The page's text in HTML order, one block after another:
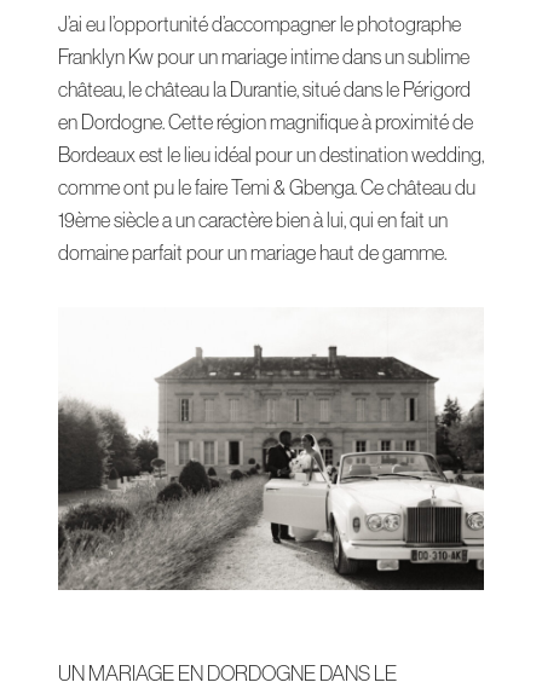
J’ai eu l’opportunité d’accompagner le photographe
Franklyn Kw pour un mariage intime dans un sublime
château, le château la Durantie, situé dans le Périgord
en Dordogne. Cette région magnifique à proximité de
Bordeaux est le lieu idéal pour un destination wedding,
comme ont pu le faire Temi & Gbenga. Ce château du
19ème siècle a un caractère bien à lui, qui en fait un
domaine parfait pour un mariage haut de gamme.
UN MARIAGE EN DORDOGNE DANS LE